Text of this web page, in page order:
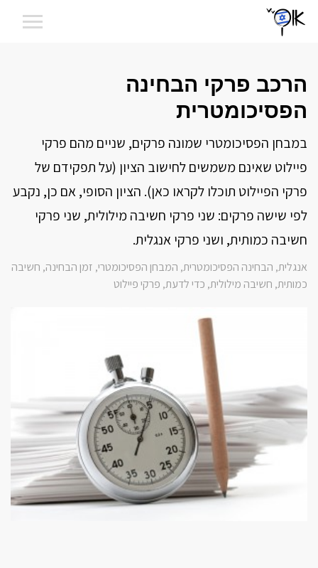
הרכב פרקי הבחינה
הפסיכומטרית
במבחן הפסיכומטרי שמונה פרקים, שניים מהם פרקי
פיילוט שאינם משמשים לחישוב הציון (על תפקידם של
פרקי הפיילוט תוכלו לקראו כאן). הציון הסופי, אם כן, נקבע
לפי שישה פרקים: שני פרקי חשיבה מילולית, שני פרקי
חשיבה כמותית, ושני פרקי אנגלית.
אנגלית, הבחינה הפסיכומטרית, המבחן הפסיכומטרי, זמן הבחינה, חשיבה
כמותית, חשיבה מילולית, כדי לדעת, פרקי פיילוט